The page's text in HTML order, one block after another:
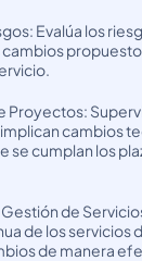
Evalúa los
Proyectos:
cambios
se cumplan los
de
de los servicios
de manera